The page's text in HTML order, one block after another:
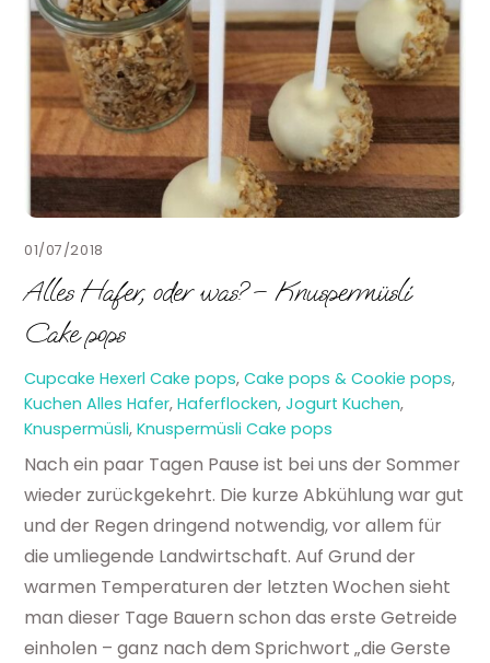
01/07/2018
Alles Hafer, oder was? – Knuspermüsli
Cake pops
Cupcake Hexerl Cake pops,Cake pops & Cookie pops,
Kuchen Alles Hafer,Haferflocken,Jogurt Kuchen,
Knuspermüsli,Knuspermüsli Cake pops
Nach ein paar Tagen Pause ist bei uns der Sommer
wieder zurückgekehrt. Die kurze Abkühlung war gut
und der Regen dringend notwendig, vor allem für
die umliegende Landwirtschaft. Auf Grund der
warmen Temperaturen der letzten Wochen sieht
man dieser Tage Bauern schon das erste Getreide
einholen – ganz nach dem Sprichwort „die Gerste